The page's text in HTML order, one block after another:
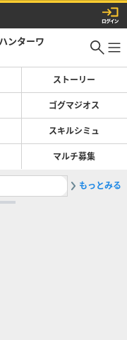
ンターワ
ストーリー
ゴグマジオス
スキルシミュ
マルチ募集
2双剣の
もっとみる